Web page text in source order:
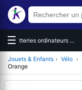
☰Batteries ordinateurs ...
Jouets & Enfants › Vélo ›
Orange